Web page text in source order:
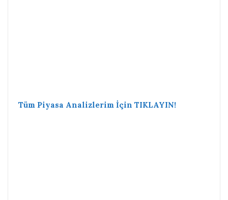
Tüm Piyasa Analizlerim İçin TIKLAYIN!